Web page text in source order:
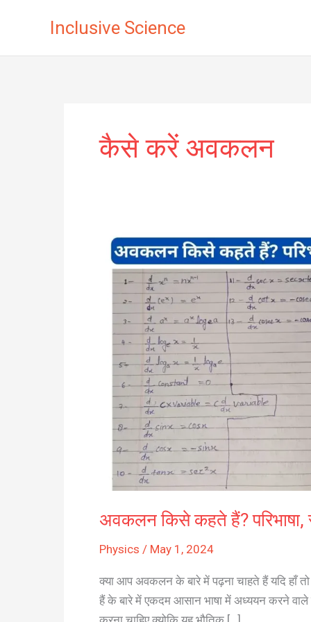
Inclusive Science
कैसे करें अवकलन
अवकलन किसे कहते हैं? परिभाषा,
Physics / May 1, 2024
क्या आप अवकलन के बारे में पढ़ना चाहते हैं यदि
हैं के बारे में एकदम आसान भाषा में अध्ययन करने वाले